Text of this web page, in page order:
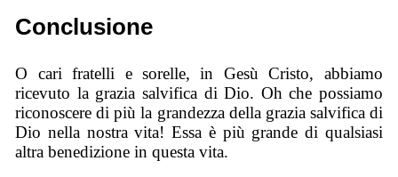
Conclusione
O cari fratelli e sorelle, in Gesù Cristo, abbiamo
ricevuto la grazia salvifica di Dio. Oh che possiamo
riconoscere di più la grandezza della grazia salvifica di
Dio nella nostra vita! Essa è più grande di qualsiasi
altra benedizione in questa vita.